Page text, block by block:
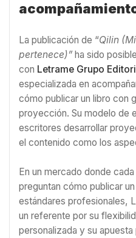
La publicación de “Qilin
pertenece)”ha sido
con Letrame Grupo
especializada en
cómo publicar un libro con
proyección. Su modelo de
escritores desarrollar
el contenido como los
En un mercado donde
preguntan cómo publicar
estándares profesionales,
un referente por su
personalizada y su